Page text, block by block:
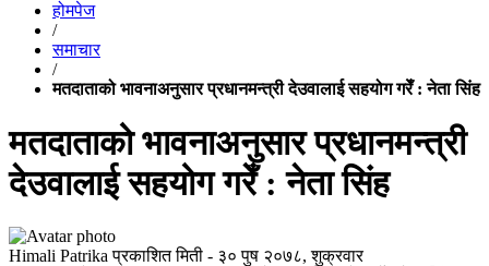
होमपेज
/
समाचार
/
मतदाताको भावनाअनुसार प्रधानमन्त्री देउवालाई सहयोग गरेँ : नेता सिंह
मतदाताको भावनाअनुसार प्रधानमन्त्री
देउवालाई सहयोग गरेँ : नेता सिंह
Himali Patrika प्रकाशित मिती - ३० पुष २०७८, शुक्रवार